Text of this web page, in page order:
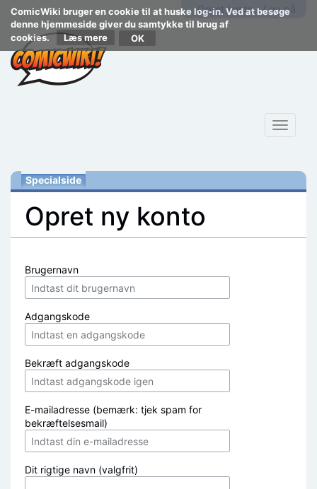
ComicWiki bruger en cookie til at huske log-in. Ved at besøge
denne hjemmeside giver du samtykke til brug af
cookies.
Læs mere
Opret konto Log på
Toggle
Specialside
Opret ny konto
Brugernavn
Adgangskode
Bekræft adgangskode
E-mailadresse (bemærk: tjek spam for
bekræftelsesmail)
Dit rigtige navn (valgfrit)